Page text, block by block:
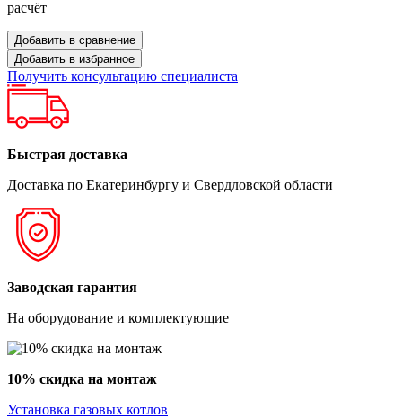
расчёт
Добавить в сравнение
Добавить в избранное
Получить консультацию специалиста
Быстрая доставка
Доставка по Екатеринбургу и Свердловской области
Заводская гарантия
На оборудование и комплектующие
10% скидка на монтаж
Установка газовых котлов